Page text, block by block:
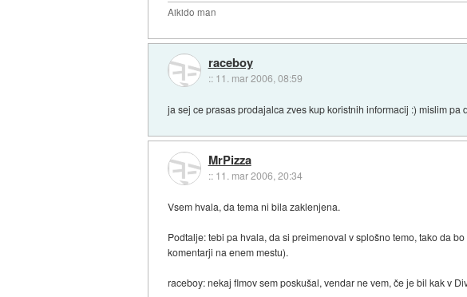
Aikido man
raceboy
:: 11. mar 2006, 08:59
ja sej ce prasas prodajalca zves kup koristnih informacij :) mislim
MrPizza
:: 11. mar 2006, 20:34
Vsem hvala, da tema ni bila zaklenjena.
Podtalje: tebi pa hvala, da si preimenoval v splošno temo, tako da
komentarji na enem mestu).
raceboy: nekaj flmov sem poskušal, vendar ne vem, če je bil kak v